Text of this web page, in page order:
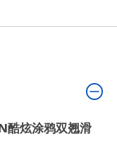
酷炫涂鸦双翘滑